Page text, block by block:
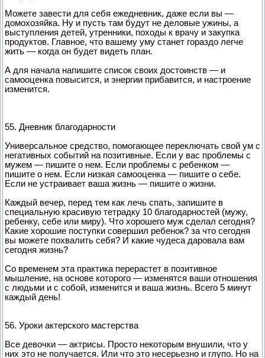
Можете завести для себя ежедневник, даже если вы —
домохозяйка. Ну и пусть там будут не деловые ужины, а
выступления детей, утренники, походы к врачу и закупка
продуктов. Главное, что вашему уму станет гораздо легче
жить — когда он будет видеть план.
А для начала напишите список своих достоинств — и
самооценка повысится, и энергии прибавится, и настроение
изменится.
55. Дневник благодарности
Универсальное средство, помогающее переключать свой ум с
негативных событий на позитивные. Если у вас проблемы с
мужем — пишите о нем. Если проблемы с ребенком —
пишите о нем. Если низкая самооценка — пишите о себе.
Если не устраивает ваша жизнь — пишите о жизни.
Каждый вечер, перед тем как лечь спать, запишите в
специальную красивую тетрадку 10 благодарностей (мужу,
ребенку, себе или миру). Что хорошего муж сделал сегодня?
Какие хорошие поступки совершил ребенок? за что сегодня
вы можете похвалить себя? И какие чудеса даровала вам
сегодня жизнь?
Со временем эта практика перерастет в позитивное
мышление, на основе которого — изменятся ваши отношения
с людьми и с собой, изменится и ваша жизнь. Всего 5 минут
каждый день!
56. Уроки актерского мастерства
Все девочки — актрисы. Просто некоторым внушили, что у
них это не получается. Или что это несерьезно и глупо. Но на